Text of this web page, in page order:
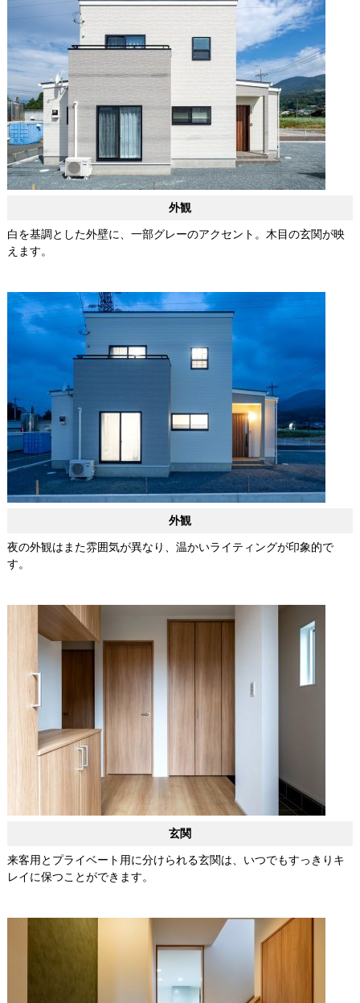
外観
白を基調とした外壁に、一部グレーのアクセント。木目の玄関が映
えます。
外観
夜の外観はまた雰囲気が異なり、温かいライティングが印象的で
す。
玄関
来客用とプライベート用に分けられる玄関は、いつでもすっきりキ
レイに保つことができます。